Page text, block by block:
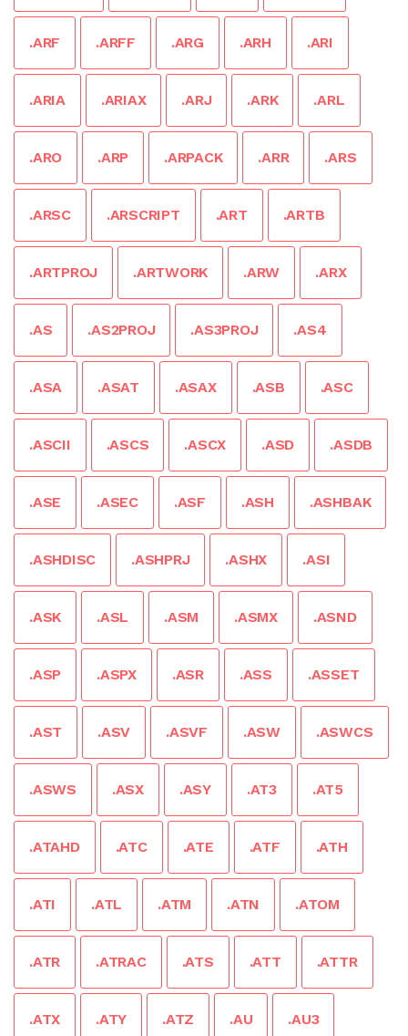
.ARF .ARFF .ARG .ARH .ARI
.ARIA .ARIAX .ARJ .ARK .ARL
.ARO .ARP .ARPACK .ARR .ARS
.ARSC .ARSCRIPT .ART .ARTB
.ARTPROJ .ARTWORK .ARW .ARX
.AS .AS2PROJ .AS3PROJ .AS4
.ASA .ASAT .ASAX .ASB .ASC
.ASCII .ASCS .ASCX .ASD .ASDB
.ASE .ASEC .ASF .ASH .ASHBAK
.ASHDISC .ASHPRJ .ASHX .ASI
.ASK .ASL .ASM .ASMX .ASND
.ASP .ASPX .ASR .ASS .ASSET
.AST .ASV .ASVF .ASW .ASWCS
.ASWS .ASX .ASY .AT3 .AT5
.ATAHD .ATC .ATE .ATF .ATH
.ATI .ATL .ATM .ATN .ATOM
.ATR .ATRAC .ATS .ATT .ATTR
.ATX .ATY .ATZ .AU .AU3